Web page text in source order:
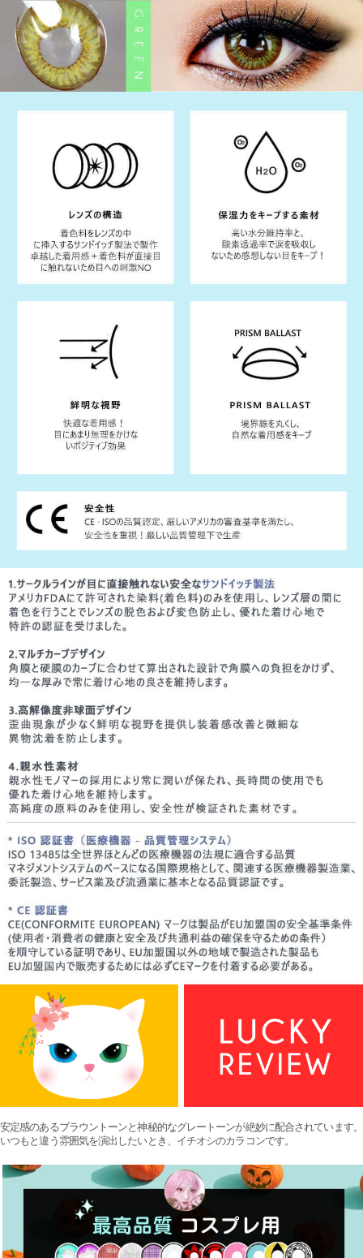
安定感のあるブラウントーンと神秘的なグレートーンが絶妙に配合されています。
いつもと違う雰囲気を演出したいとき、イチオシのカラコンです。